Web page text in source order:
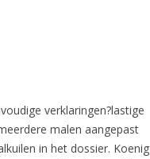
verklaringen?lastige
malen aangepast
in het dossier. Koenig